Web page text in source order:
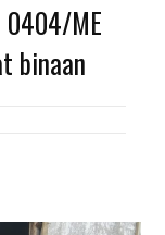
0404/ME
binaan